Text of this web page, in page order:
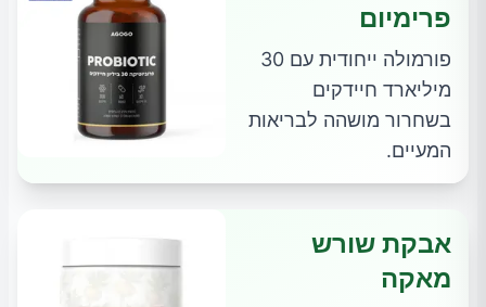
פרימיום
פורמולה ייחודית עם 30
מיליארד חיידקים
בשחרור מושהה לבריאות
המעיים.
אבקת שורש
מאקה